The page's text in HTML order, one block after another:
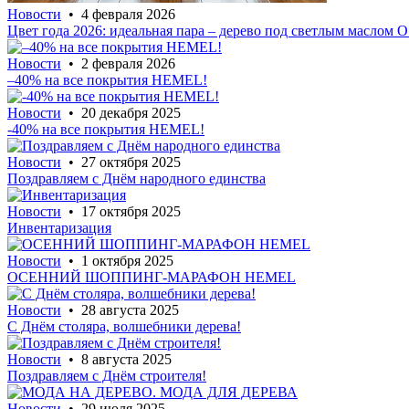
Новости • 4 февраля 2026
Цвет года 2026: идеальная пара – дерево под светлым маслом
Новости • 2 февраля 2026
–40% на все покрытия HEMEL!
Новости • 20 декабря 2025
-40% на все покрытия HEMEL!
Новости • 27 октября 2025
Поздравляем с Днём народного единства
Новости • 17 октября 2025
Инвентаризация
Новости • 1 октября 2025
ОСЕННИЙ ШОППИНГ-МАРАФОН HEMEL
Новости • 28 августа 2025
С Днём столяра, волшебники дерева!
Новости • 8 августа 2025
Поздравляем с Днём строителя!